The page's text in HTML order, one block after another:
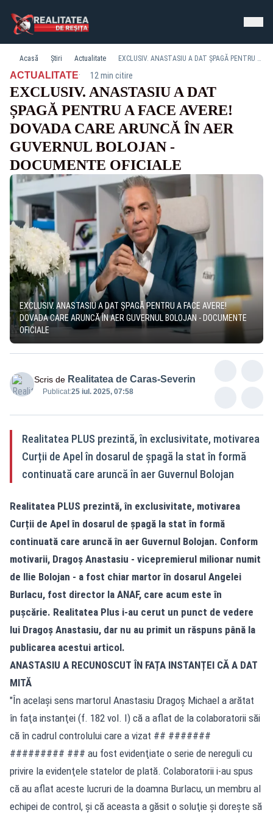
Acasă Știri Actualitate EXCLUSIV. ANASTASIU A DAT ȘPAGĂ PENTRU A FACE AVERE! DOVADA CARE ARUNCĂ ÎN AER GUVERNUL BOLOJAN - DOCUMENTE OFICIALE
ACTUALITATE· 12 min citire
EXCLUSIV. ANASTASIU A DAT
ȘPAGĂ PENTRU A FACE AVERE!
DOVADA CARE ARUNCĂ ÎN AER
GUVERNUL BOLOJAN -
DOCUMENTE OFICIALE
EXCLUSIV. ANASTASIU A DAT ȘPAGĂ PENTRU A FACE AVERE!
DOVADA CARE ARUNCĂ ÎN AER GUVERNUL BOLOJAN - DOCUMENTE
OFICIALE
Scris de Realitatea de Caras-Severin
Publicat:25 iul. 2025, 07:58
Realitatea PLUS prezintă, în exclusivitate, motivarea
Curții de Apel în dosarul de șpagă la stat în formă
continuată care aruncă în aer Guvernul Bolojan
Realitatea PLUS prezintă, în exclusivitate, motivarea
Curții de Apel în dosarul de șpagă la stat în formă
continuată care aruncă în aer Guvernul Bolojan. Conform
motivarii, Dragoș Anastasiu - vicepremierul milionar numit
de Ilie Bolojan - a fost chiar martor în dosarul Angelei
Burlacu, fost director la ANAF, care acum este în
pușcărie. Realitatea Plus i-au cerut un punct de vedere
lui Dragoș Anastasiu, dar nu au primit un răspuns până la
publicarea acestui articol.
ANASTASIU A RECUNOSCUT ÎN FAȚA INSTANȚEI CĂ A DAT
MITĂ
"În acelaşi sens martorul Anastasiu Dragoş Michael a arătat
în faţa instanţei (f. 182 vol. I) că a aflat de la colaboratorii săi
că în cadrul controlului care a vizat ## #######
######### ### au fost evidenţiate o serie de nereguli cu
privire la evidenţele statelor de plată. Colaboratorii i-au spus
că au aflat aceste lucruri de la doamna Burlacu, un membru al
echipei de control, şi că aceasta a găsit o soluţie şi doreşte să